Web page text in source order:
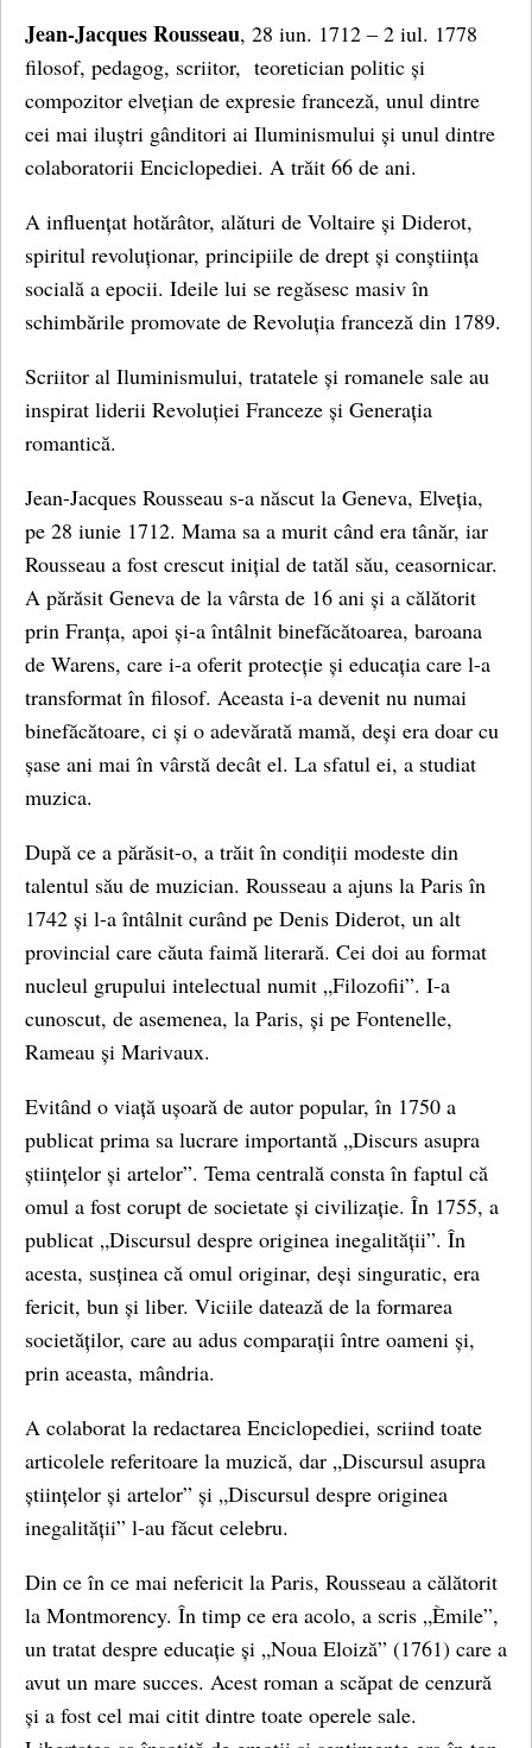
Jean-Jacques Rousseau, 28 iun. 1712 – 2 iul. 1778
filosof, pedagog, scriitor, teoretician politic și
compozitor elvețian de expresie franceză, unul dintre
cei mai iluștri gânditori ai Iluminismului și unul dintre
colaboratorii Enciclopediei. A trăit 66 de ani.
A influențat hotărâtor, alături de Voltaire și Diderot,
spiritul revoluționar, principiile de drept și conștiința
socială a epocii. Ideile lui se regăsesc masiv în
schimbările promovate de Revoluția franceză din 1789.
Scriitor al Iluminismului, tratatele și romanele sale au
inspirat liderii Revoluției Franceze și Generația
romantică.
Jean-Jacques Rousseau s-a născut la Geneva, Elveția,
pe 28 iunie 1712. Mama sa a murit când era tânăr, iar
Rousseau a fost crescut inițial de tatăl său, ceasornicar.
A părăsit Geneva de la vârsta de 16 ani și a călătorit
prin Franța, apoi și-a întâlnit binefăcătoarea, baroana
de Warens, care i-a oferit protecție și educația care l-a
transformat în filosof. Aceasta i-a devenit nu numai
binefăcătoare, ci și o adevărată mamă, deși era doar cu
șase ani mai în vârstă decât el. La sfatul ei, a studiat
muzica.
După ce a părăsit-o, a trăit în condiții modeste din
talentul său de muzician. Rousseau a ajuns la Paris în
1742 și l-a întâlnit curând pe Denis Diderot, un alt
provincial care căuta faimă literară. Cei doi au format
nucleul grupului intelectual numit „Filozofii”. I-a
cunoscut, de asemenea, la Paris, și pe Fontenelle,
Rameau și Marivaux.
Evitând o viață ușoară de autor popular, în 1750 a
publicat prima sa lucrare importantă „Discurs asupra
științelor și artelor”. Tema centrală consta în faptul că
omul a fost corupt de societate și civilizație. În 1755, a
publicat „Discursul despre originea inegalității”. În
acesta, susținea că omul originar, deși singuratic, era
fericit, bun și liber. Viciile datează de la formarea
societăților, care au adus comparații între oameni și,
prin aceasta, mândria.
A colaborat la redactarea Enciclopediei, scriind toate
articolele referitoare la muzică, dar „Discursul asupra
științelor și artelor” și „Discursul despre originea
inegalității” l-au făcut celebru.
Din ce în ce mai nefericit la Paris, Rousseau a călătorit
la Montmorency. În timp ce era acolo, a scris „Èmile”,
un tratat despre educație și „Noua Eloiză” (1761) care a
avut un mare succes. Acest roman a scăpat de cenzură
și a fost cel mai citit dintre toate operele sale.